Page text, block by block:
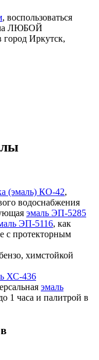
, воспользоваться
ЛЮБОЙ
город Иркутск,
(эмаль) КО-42,
водоснабжения
эмаль ЭП-5285
ЭП-5116, как
с протекторным
химстойкой
ХС-436
эмаль
1 часа и палитрой в